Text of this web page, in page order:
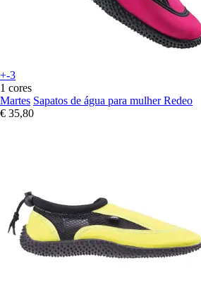
+-3
1 cores
Martes Sapatos de água para mulher Redeo
€ 35,80